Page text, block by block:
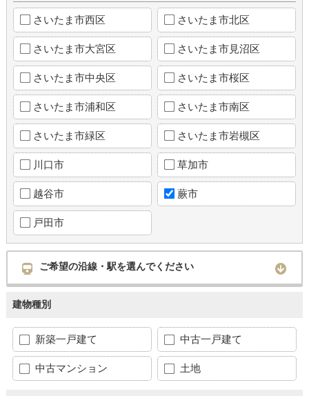
さいたま市西区 さいたま市北区
さいたま市大宮区 さいたま市見沼区
さいたま市中央区 さいたま市桜区
さいたま市浦和区 さいたま市南区
さいたま市緑区 さいたま市岩槻区
川口市 草加市
越谷市 蕨市
戸田市
ご希望の沿線・駅を選んでください
建物種別
新築一戸建て 中古一戸建て
中古マンション 土地